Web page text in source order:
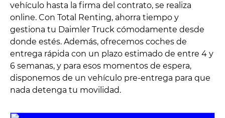
vehículo hasta la firma del contrato, se realiza
online. Con Total Renting, ahorra tiempo y
gestiona tu Daimler Truck cómodamente desde
donde estés. Además, ofrecemos coches de
entrega rápida con un plazo estimado de entre 4 y
6 semanas, y para esos momentos de espera,
disponemos de un vehículo pre-entrega para que
nada detenga tu movilidad.